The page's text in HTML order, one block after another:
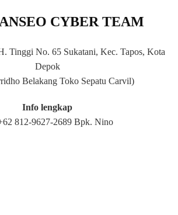
CYBER TEAM
Tinggi No. 65 Sukatani, Kec. Tapos, Kota
Depok
Belakang Toko Sepatu Carvil)
Info lengkap
812-9627-2689 Bpk. Nino